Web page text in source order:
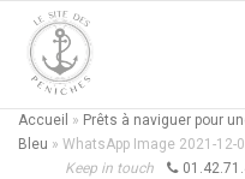
Accueil » Prêts à naviguer pour
Bleu » WhatsApp Image 2021-12-
Keep in touch